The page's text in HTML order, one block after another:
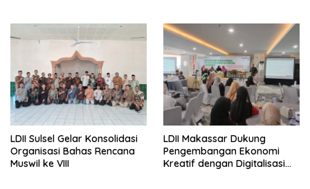
LDII Sulsel Gelar Konsolidasi
Organisasi Bahas Rencana
Muswil ke VIII
LDII Makassar Dukung
Pengembangan Ekonomi
Kreatif dengan Digitalisasi